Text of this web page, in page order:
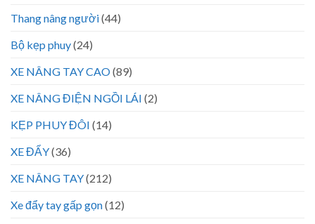
Thang nâng người(44)
Bộ kẹp phuy(24)
XE NÂNG TAY CAO(89)
XE NÂNG ĐIỆN NGỒI LÁI (2)
KẸP PHUY ĐÔI (14)
XE ĐẨY(36)
XE NÂNG TAY(212)
Xe đẩy tay gấp gọn(12)